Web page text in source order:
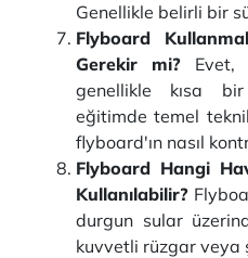
Genellikle belirli bir
Flyboard
Gerekir mi? Evet,
genellikle kısa
eğitimde temel
flyboard'ın nasıl
Flyboard Hangi
Kullanılabilir?
durgun sular
kuvvetli rüzgar veya